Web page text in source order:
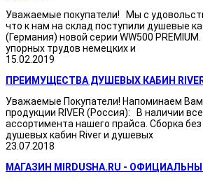
Уважаемые покупатели! Мы с
что к нам на склад поступили душевые
(Германия) новой серии WW500
упорных трудов немецких и
15.02.2019
ПРЕИМУЩЕСТВА ДУШЕВЫХ КАБИН
Уважаемые Покупатели! Напоминаем
продукции RIVER (Россия): В наличии
ассортимента нашего прайса. Сборка
душевых кабин River и душевых
23.07.2018
МАГАЗИН MIRDUSHA.RU -